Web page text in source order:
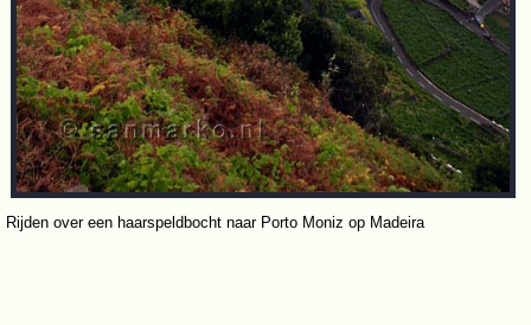
Rijden over een haarspeldbocht naar Porto Moniz op Madeira